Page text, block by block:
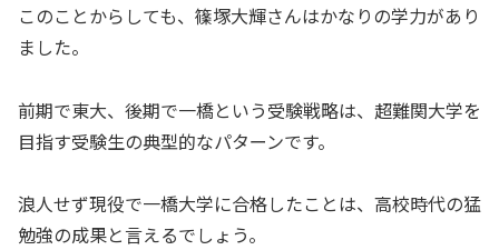
このことからしても、篠塚大輝さんはかなりの学力があり
ました。
前期で東大、後期で一橋という受験戦略は、超難関大学を
目指す受験生の典型的なパターンです。
浪人せず現役で一橋大学に合格したことは、高校時代の猛
勉強の成果と言えるでしょう。